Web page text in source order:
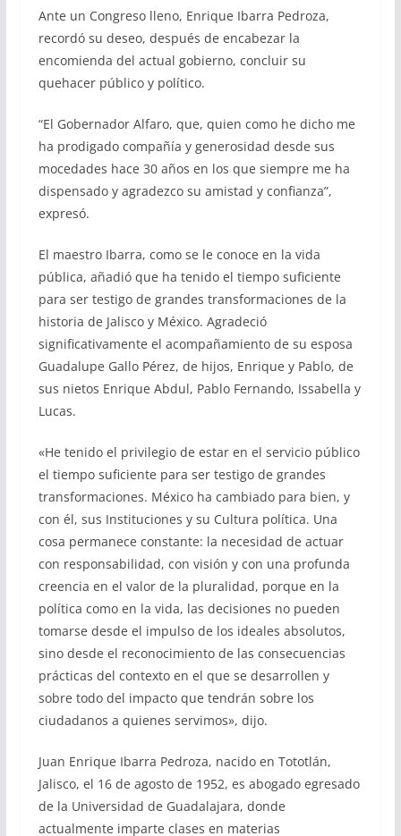
Ante un Congreso lleno, Enrique Ibarra Pedroza,
recordó su deseo, después de encabezar la
encomienda del actual gobierno, concluir su
quehacer público y político.
“El Gobernador Alfaro, que, quien como he dicho me
ha prodigado compañía y generosidad desde sus
mocedades hace 30 años en los que siempre me ha
dispensado y agradezco su amistad y confianza”,
expresó.
El maestro Ibarra, como se le conoce en la vida
pública, añadió que ha tenido el tiempo suficiente
para ser testigo de grandes transformaciones de la
historia de Jalisco y México. Agradeció
significativamente el acompañamiento de su esposa
Guadalupe Gallo Pérez, de hijos, Enrique y Pablo, de
sus nietos Enrique Abdul, Pablo Fernando, Issabella y
Lucas.
«He tenido el privilegio de estar en el servicio público
el tiempo suficiente para ser testigo de grandes
transformaciones. México ha cambiado para bien, y
con él, sus Instituciones y su Cultura política. Una
cosa permanece constante: la necesidad de actuar
con responsabilidad, con visión y con una profunda
creencia en el valor de la pluralidad, porque en la
política como en la vida, las decisiones no pueden
tomarse desde el impulso de los ideales absolutos,
sino desde el reconocimiento de las consecuencias
prácticas del contexto en el que se desarrollen y
sobre todo del impacto que tendrán sobre los
ciudadanos a quienes servimos», dijo.
Juan Enrique Ibarra Pedroza, nacido en Tototlán,
Jalisco, el 16 de agosto de 1952, es abogado egresado
de la Universidad de Guadalajara, donde
actualmente imparte clases en materias